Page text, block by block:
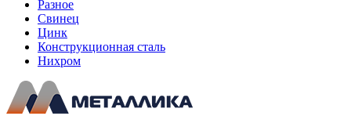
Разное
Свинец
Цинк
Конструкционная сталь
Нихром